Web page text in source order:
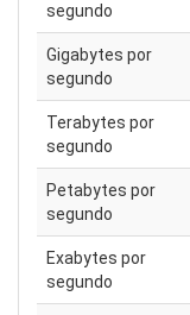
segundo
Gigabytes por
segundo
Terabytes por
segundo
Petabytes por
segundo
Exabytes por
segundo